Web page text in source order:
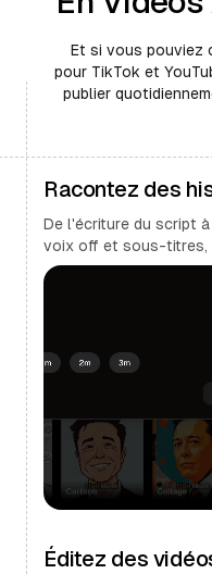
Et si vous pouviez
pour TikTok et
publier
Racontez des
De l'écriture du script
voix off et sous-
Éditez des